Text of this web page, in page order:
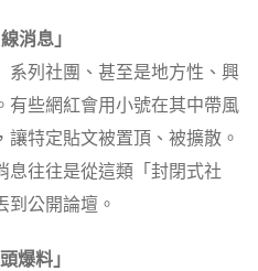
消息」
系列社團、甚至是地方性、興
有些網紅會用小號在其中帶風
特定貼文被置頂、被擴散。
息往往是從這類「封閉式社
公開論壇。
爆料」